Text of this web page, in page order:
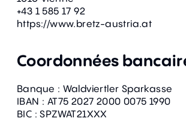
+43 1 585 17 92
https://www.bretz-austria.at
Coordonnées
Banque : Waldviertler Sparkasse
IBAN : AT75 2027 2000 0075 1990
BIC : SPZWAT21XXX